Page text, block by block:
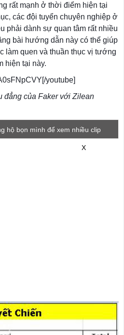
rất mạnh ở thời điểm hiện tại
các đội tuyển chuyên nghiệp ở
phải dành sự quan tâm rất nhiều
bài hướng dẫn này có thể giúp
làm quen và thuần thục vị tướng
hiện tại này.
youtube]
đẳng của Faker với Zilean
hộ bọn mình để xem nhiều clip
X